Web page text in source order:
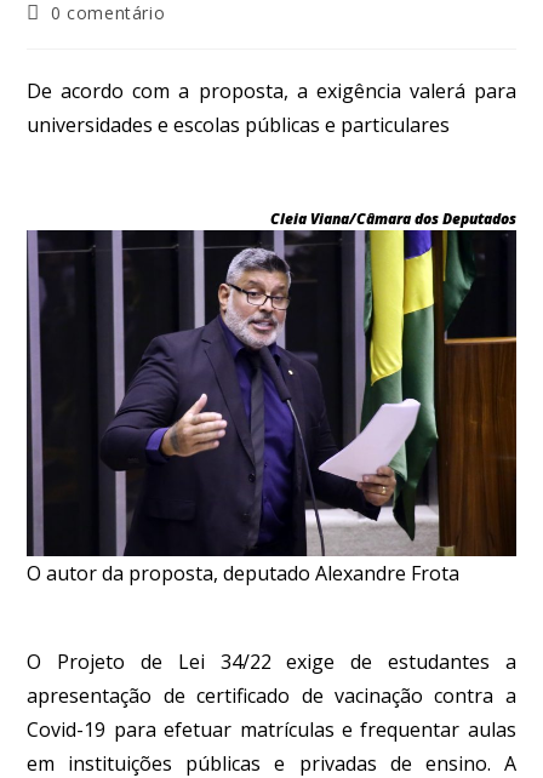
0 comentário
De acordo com a proposta, a exigência valerá para
universidades e escolas públicas e particulares
Cleia Viana/Câmara dos Deputados
O autor da proposta, deputado Alexandre Frota
O Projeto de Lei 34/22 exige de estudantes a
apresentação de certificado de vacinação contra a
Covid-19 para efetuar matrículas e frequentar aulas
em instituições públicas e privadas de ensino. A